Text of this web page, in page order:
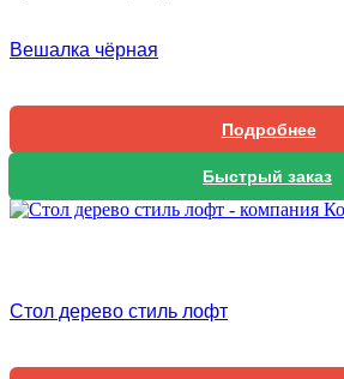
Вешалка чёрная
Подробнее
Быстрый заказ
Стол дерево стиль лофт